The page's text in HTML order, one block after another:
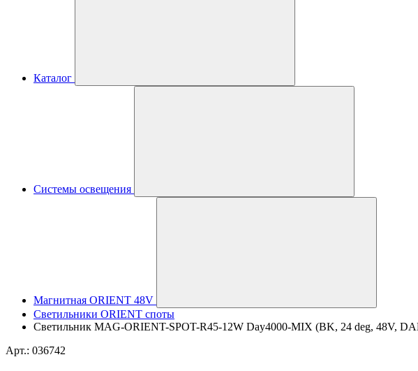
Каталог
Системы освещения
Магнитная ORIENT 48V
Светильники ORIENT споты
Светильник MAG-ORIENT-SPOT-R45-12W Day4000-MIX (BK, 24 deg, 48V,
Арт.: 036742